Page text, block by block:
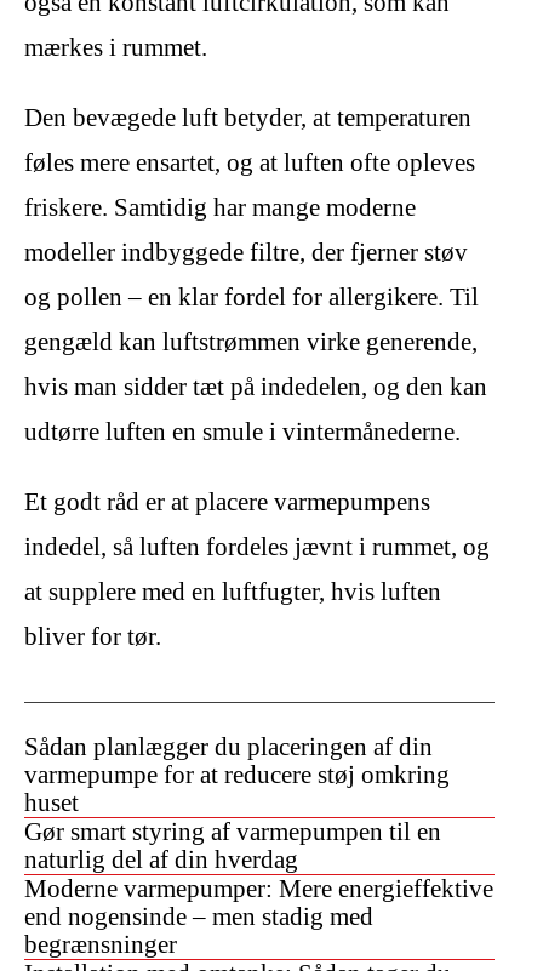
mærkes i rummet.
Den bevægede luft betyder, at temperaturen
føles mere ensartet, og at luften ofte opleves
friskere. Samtidig har mange moderne
modeller indbyggede filtre, der fjerner støv
og pollen – en klar fordel for allergikere. Til
gengæld kan luftstrømmen virke generende,
hvis man sidder tæt på indedelen, og den kan
udtørre luften en smule i vintermånederne.
Et godt råd er at placere varmepumpens
indedel, så luften fordeles jævnt i rummet, og
at supplere med en luftfugter, hvis luften
bliver for tør.
Sådan planlægger du placeringen af din
varmepumpe for at reducere støj omkring
huset
Gør smart styring af varmepumpen til en
naturlig del af din hverdag
Moderne varmepumper: Mere energieffektive
end nogensinde – men stadig med
begrænsninger